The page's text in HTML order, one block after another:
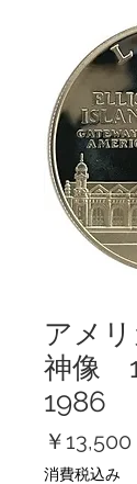
アメ
神像
1986
￥13,500
消費税込み